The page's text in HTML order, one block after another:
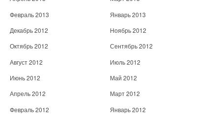
Февраль 2013
Январь 2013
Декабрь 2012
Ноябрь 2012
Октябрь 2012
Сентябрь 2012
Август 2012
Июль 2012
Июнь 2012
Май 2012
Апрель 2012
Март 2012
Февраль 2012
Январь 2012